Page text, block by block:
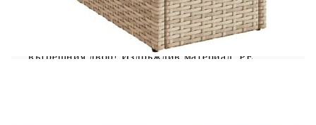
Съберете се около тази многофункционална
градинска помощна маса, за да се насладите на
кафе или да поговорите със семейството и
приятелите си в градината, задния двор или на
вътрешния двор! Издръжлив материал: PE